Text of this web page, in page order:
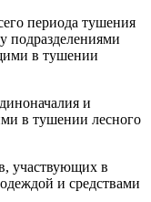
периода тушения
подразделениями
в тушении
и
в тушении лесного
участвующих в
и средствами